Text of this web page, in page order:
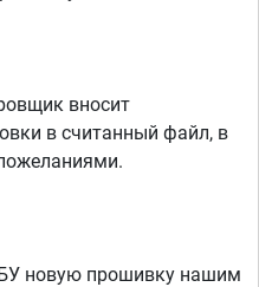
вносит
в считанный файл, в
новую прошивку нашим